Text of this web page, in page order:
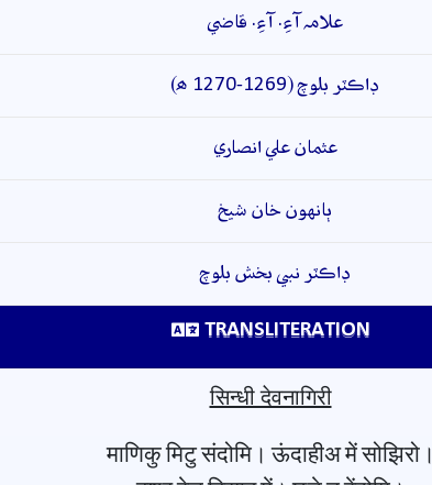
علامہ آءِ. آءِ. قاضي
ڊاڪٽر بلوچ (1269-1270 ھ)
عثمان علي انصاري
ٻانهون خان شيخ
ڊاڪٽر نبي بخش بلوچ
TRANSLITERATION
सिन्धी देवनागिरी
माणिकु मिटु संदोमि। ऊंदाहीअ में सोझिरो।